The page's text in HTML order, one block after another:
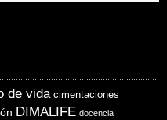
de vida cimentaciones
DIMALIFE docencia